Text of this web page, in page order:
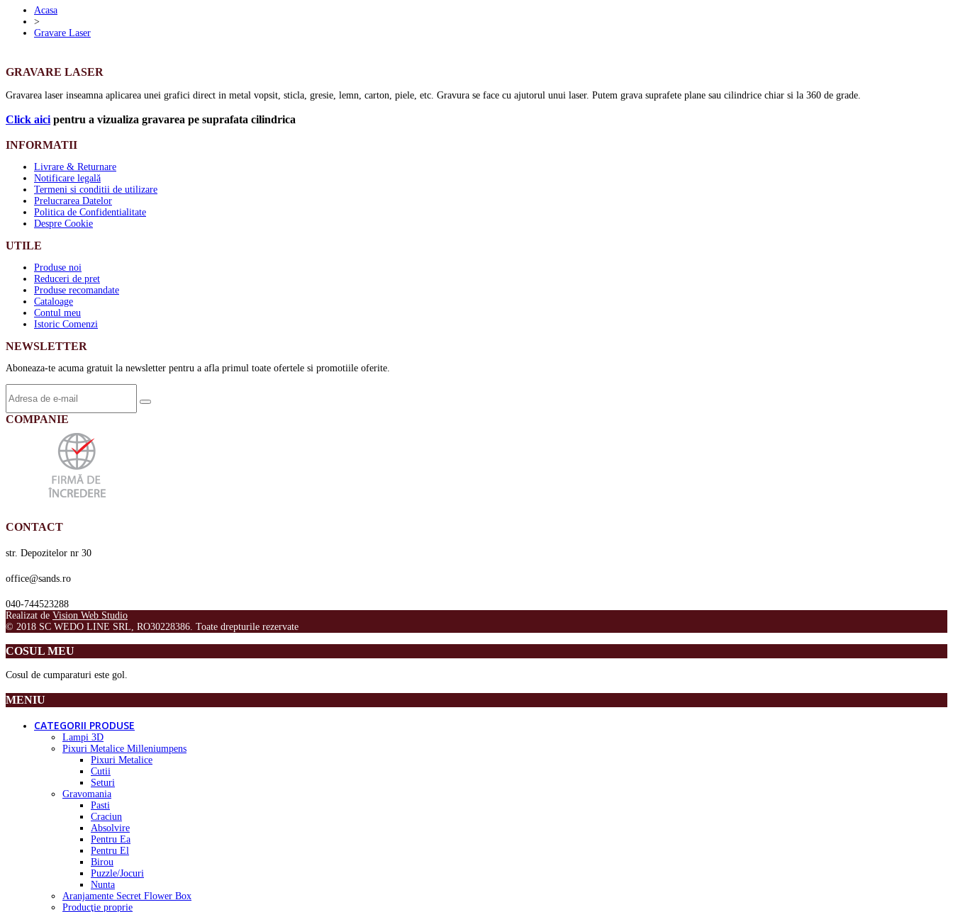
Acasa
>
Gravare Laser
GRAVARE LASER
Gravarea laser inseamna aplicarea unei grafici direct in metal vopsit, sticla, gresie, lemn, carton, piele, etc. Gravura se face cu ajutorul unui laser. Putem grava suprafete plane sau cilindrice chiar si la 360 de grade.
Click aicipentru a vizualiza gravarea pe suprafata cilindrica
INFORMATII
Livrare & Returnare
Notificare legală
Termeni si conditii de utilizare
Prelucrarea Datelor
Politica de Confidentialitate
Despre Cookie
UTILE
Produse noi
Reduceri de pret
Produse recomandate
Cataloage
Contul meu
Istoric Comenzi
NEWSLETTER
Aboneaza-te acuma gratuit la newsletter pentru a afla primul toate ofertele si promotiile oferite.
COMPANIE
CONTACT
str. Depozitelor nr 30
office@sands.ro
040-744523288
Realizat de Vision Web Studio
© 2018 SC WEDO LINE SRL, RO30228386. Toate drepturile rezervate
COSUL MEU
Cosul de cumparaturi este gol.
MENIU
CATEGORII PRODUSE
Lampi 3D
Pixuri Metalice Milleniumpens
Pixuri Metalice
Cutii
Seturi
Gravomania
Pasti
Craciun
Absolvire
Pentru Ea
Pentru El
Birou
Puzzle/Jocuri
Nunta
Aranjamente Secret Flower Box
Producţie proprie